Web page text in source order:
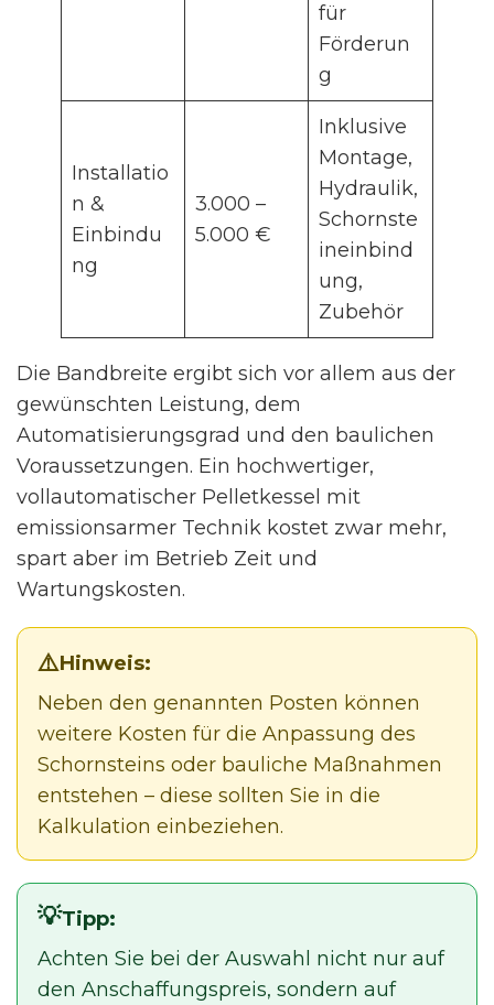
für
Förderun
g
Installatio
n &
Einbindu
ng
3.000 –
5.000 €
Inklusive
Montage,
Hydraulik,
Schornste
ineinbind
ung,
Zubehör
Die Bandbreite ergibt sich vor allem aus der
gewünschten Leistung, dem
Automatisierungsgrad und den baulichen
Voraussetzungen. Ein hochwertiger,
vollautomatischer Pelletkessel mit
emissionsarmer Technik kostet zwar mehr,
spart aber im Betrieb Zeit und
Wartungskosten.
Hinweis:
Neben den genannten Posten können
weitere Kosten für die Anpassung des
Schornsteins oder bauliche Maßnahmen
entstehen – diese sollten Sie in die
Kalkulation einbeziehen.
Tipp:
Achten Sie bei der Auswahl nicht nur auf
den Anschaffungspreis, sondern auf